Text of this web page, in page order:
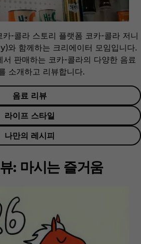
-콜라 스토리 플랫폼 코카-콜라 저니
함께하는 크리에이터 모임입니다.
판매하는 코카-콜라의 다양한 음료
소개하고 리뷰합니다.
음료 리뷰
라이프 스타일
나만의 레시피
: 마시는 즐거움